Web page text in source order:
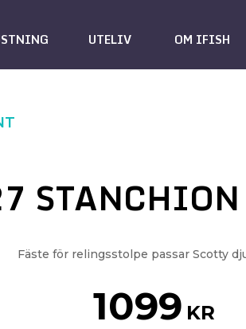
UTELIV OM IFISH
STANCHION
Fäste för relingsstolpe passar Scotty
1099 KR